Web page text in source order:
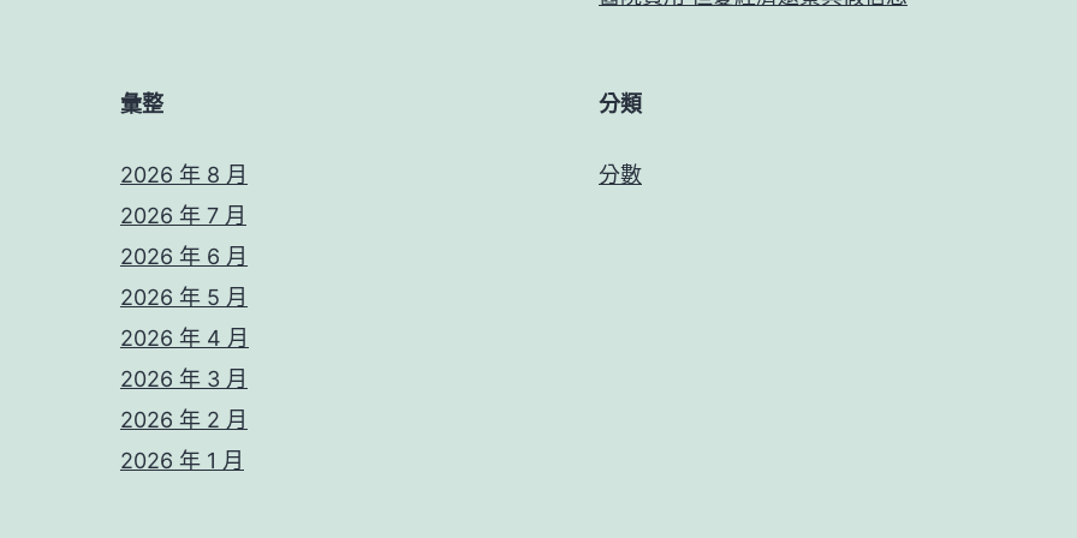
彙整
2026 年 8 月
2026 年 7 月
2026 年 6 月
2026 年 5 月
2026 年 4 月
2026 年 3 月
2026 年 2 月
2026 年 1 月
分類
分數